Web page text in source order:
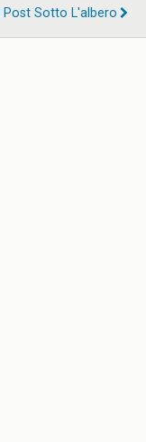
Il Post Sotto L'albero